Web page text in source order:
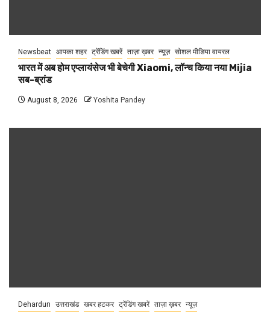
Newsbeat आपका शहर ट्रेंडिंग खबरें ताज़ा ख़बर न्यूज़ सोशल मीडिया वायरल
भारत में अब होम एप्लायंसेज भी बेचेगी Xiaomi, लॉन्च किया नया Mijia
सब-ब्रांड
August 8, 2026 Yoshita Pandey
Dehardun उत्तराखंड खबर हटकर ट्रेंडिंग खबरें ताज़ा ख़बर न्यूज़